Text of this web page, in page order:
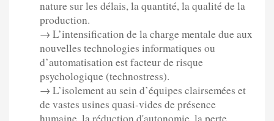
nature sur les délais, la quantité, la qualité de la
production.
→ L’intensification de la charge mentale due aux
nouvelles technologies informatiques ou
d’automatisation est facteur de risque
psychologique (technostress).
→ L’isolement au sein d’équipes clairsemées et
de vastes usines quasi-vides de présence